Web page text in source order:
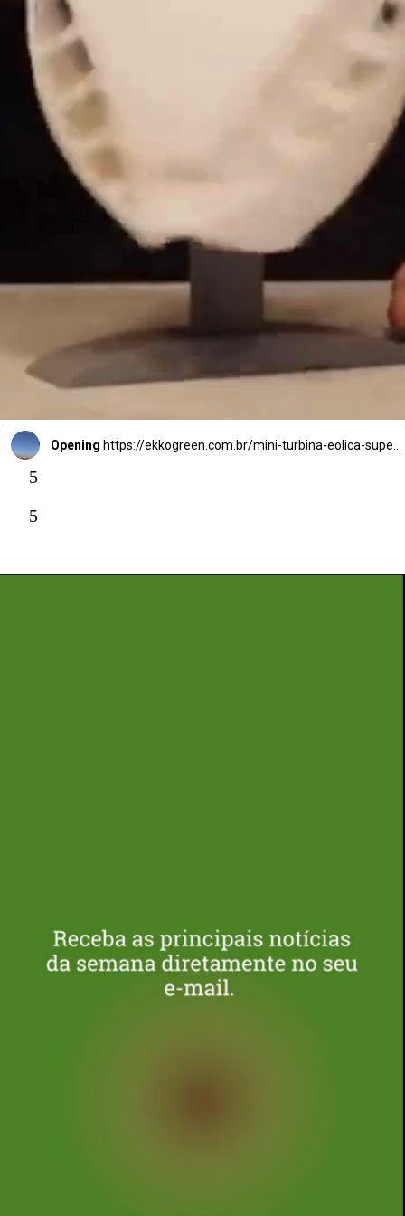
Quando o mundo
procura alternativas
para reduzir a
dependência de
combustíveis fósseis.
Opening https://ekkogreen.com.br/mini-turbina-eolica-supera-paineis-solares/
5
5